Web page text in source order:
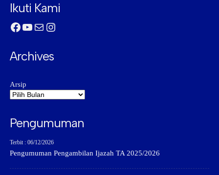
Ikuti Kami
Facebook
YouTube
MailInstagram
Archives
Arsip
Pengumuman
Terbit : 06/12/2026
Pengumuman Pengambilan Ijazah TA 2025/2026